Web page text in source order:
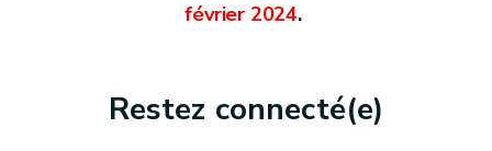
février 2024.
Restez connecté(e)